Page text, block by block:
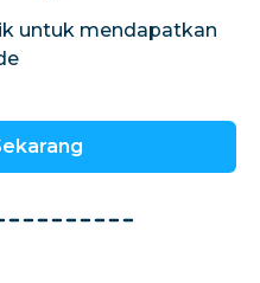
untuk mendapatkan